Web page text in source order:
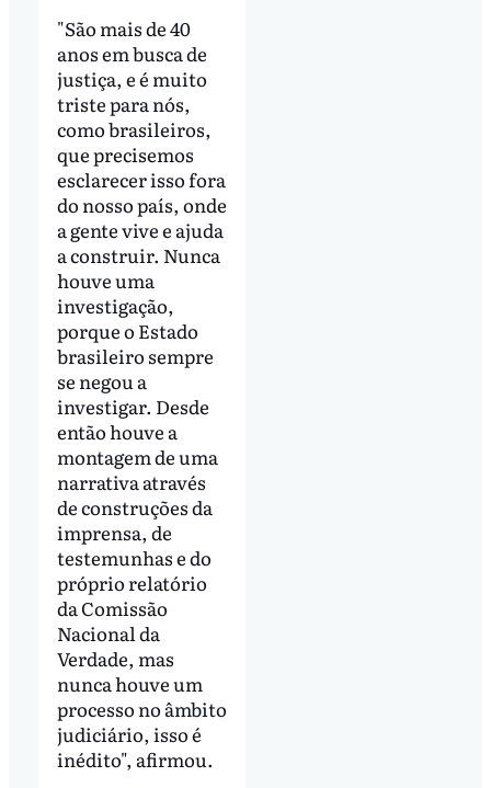
"São mais de 40
anos em busca de
justiça, e é muito
triste para nós,
como brasileiros,
que precisemos
esclarecer isso fora
do nosso país, onde
a gente vive e ajuda
a construir. Nunca
houve uma
investigação,
porque o Estado
brasileiro sempre
se negou a
investigar. Desde
então houve a
montagem de uma
narrativa através
de construções da
imprensa, de
testemunhas e do
próprio relatório
da Comissão
Nacional da
Verdade, mas
nunca houve um
processo no âmbito
judiciário, isso é
inédito", afirmou.